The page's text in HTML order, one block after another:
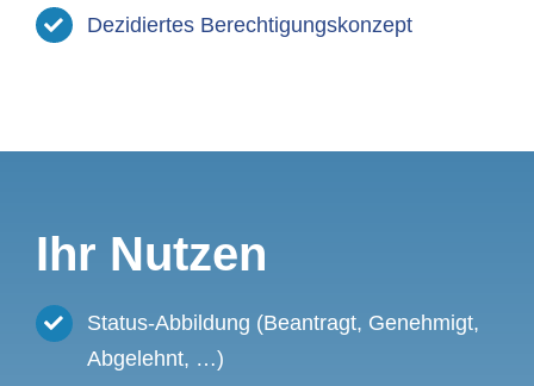
Dezidiertes Berechtigungskonzept
Ihr Nutzen
Status-Abbildung (Beantragt, Genehmigt,
Abgelehnt, …)